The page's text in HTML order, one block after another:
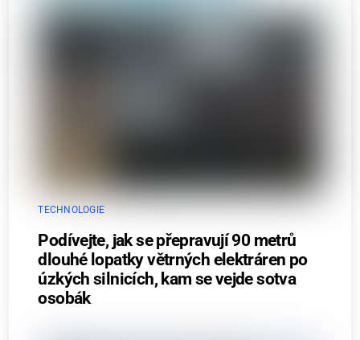
TECHNOLOGIE
Podívejte, jak se přepravují 90 metrů
dlouhé lopatky větrných elektráren po
úzkých silnicích, kam se vejde sotva
osobák